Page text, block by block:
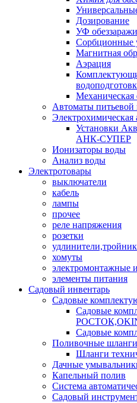
Дозирование
УФ
Сорбционные
Магнитная
Аэрация
Механическая
Автоматы питьевой
Электрохимическая
Установки
АНК-СУПЕР
Ионизаторы воды
Анализ воды
Электротовары
выключатели
кабель
лампы
прочее
реле напряжения
розетки
хомуты
электромонтажные
элементы питания
Садовый инвентарь
Садовые
Садовые
Садовые
Поливочные шланги
Шланги
Дачные
Капельный полив
Система
Садовый